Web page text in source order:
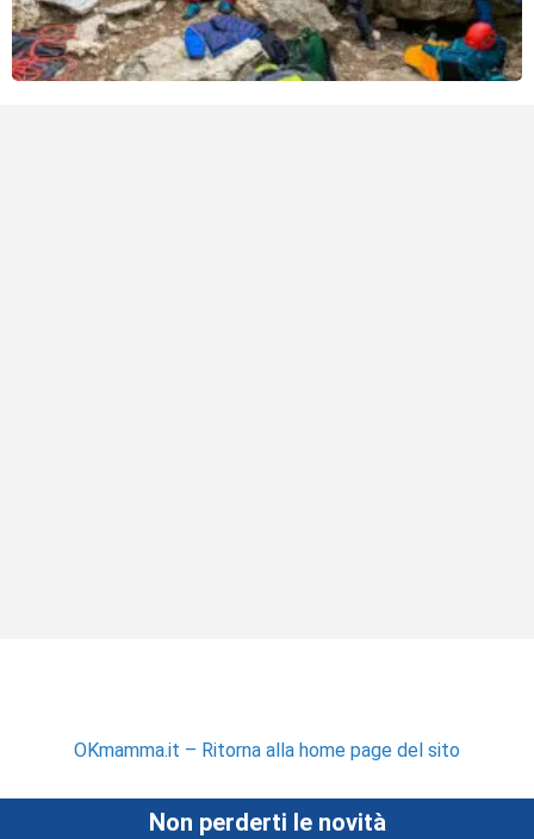
OKmamma.it – Ritorna alla home page del sito
Non perderti le novità